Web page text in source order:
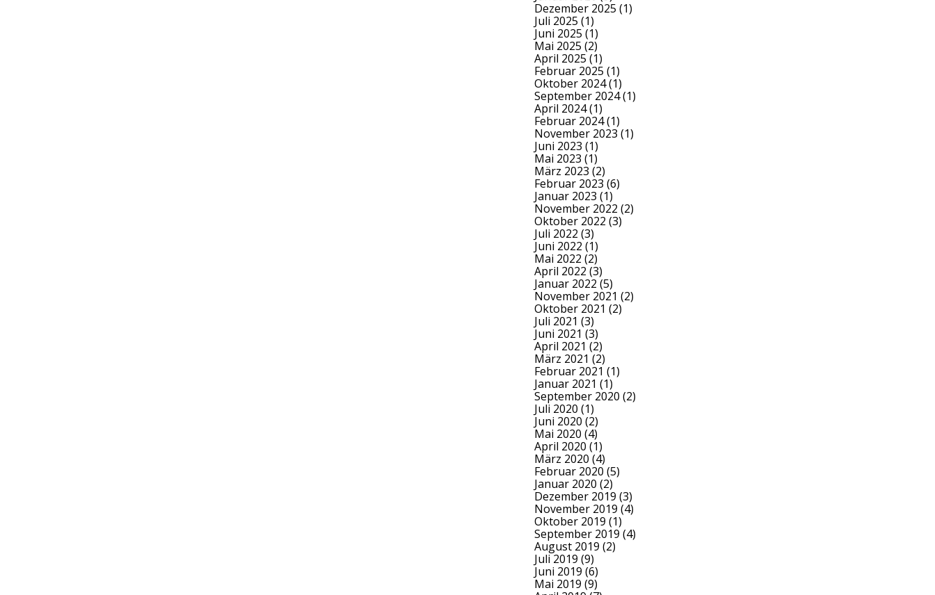
Dezember 2025 (1)
Juli 2025 (1)
Juni 2025 (1)
Mai 2025 (2)
April 2025 (1)
Februar 2025 (1)
Oktober 2024(1)
September 2024(1)
April 2024(1)
Februar 2024(1)
November 2023 (1)
Juni 2023 (1)
Mai 2023 (1)
März 2023 (2)
Februar 2023 (6)
Januar 2023 (1)
November 2022 (2)
Oktober 2022 (3)
Juli 2022 (3)
Juni 2022 (1)
Mai 2022 (2)
April 2022 (3)
Januar 2022 (5)
November 2021 (2)
Oktober 2021 (2)
Juli 2021 (3)
Juni 2021 (3)
April 2021 (2)
März 2021 (2)
Februar 2021 (1)
Januar 2021 (1)
September 2020 (2)
Juli 2020 (1)
Juni 2020 (2)
Mai 2020 (4)
April 2020 (1)
März 2020 (4)
Februar 2020 (5)
Januar 2020 (2)
Dezember 2019 (3)
November 2019 (4)
Oktober 2019 (1)
September 2019 (4)
August 2019 (2)
Juli 2019 (9)
Juni 2019 (6)
Mai 2019 (9)